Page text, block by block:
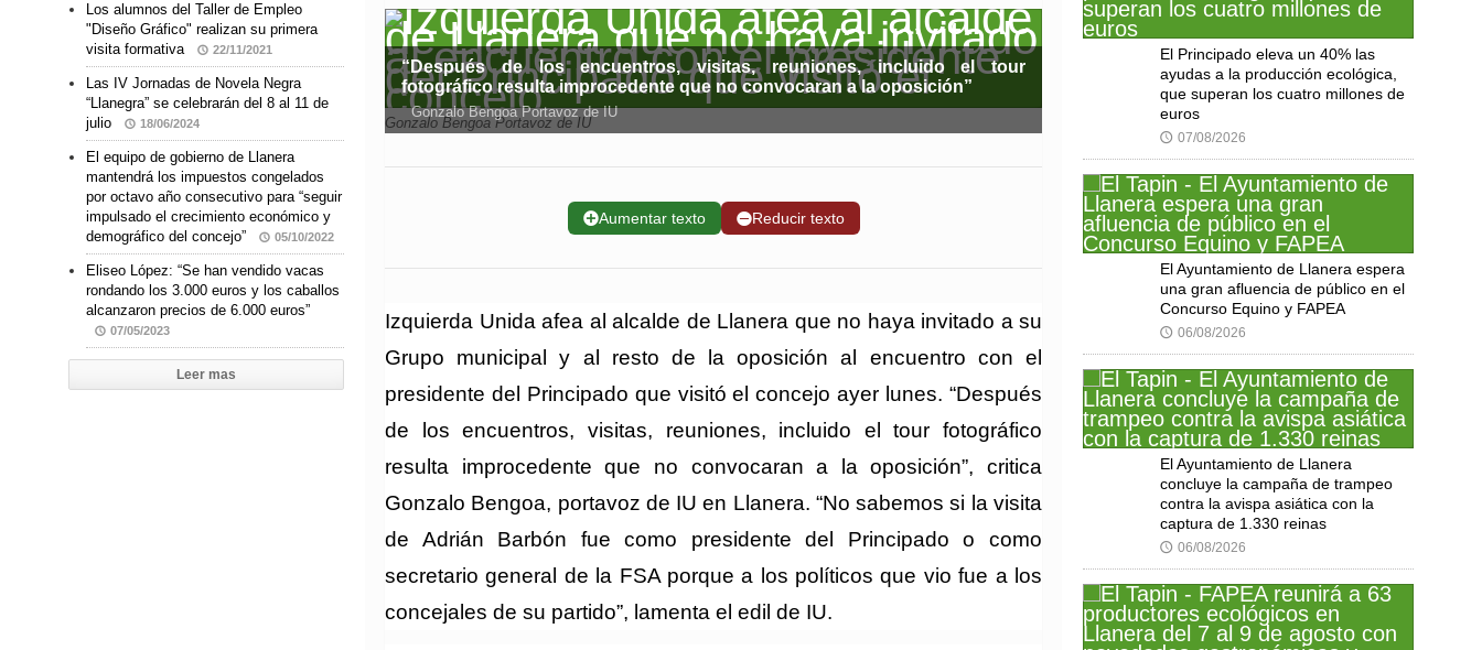
“Después de los encuentros, visitas, reuniones, incluido el tour
fotográfico resulta improcedente que no convocaran a la oposición”
Gonzalo Bengoa Portavoz de IU
Gonzalo Bengoa Portavoz de IU
➕Aumentar texto ➖Reducir texto
Izquierda Unida afea al alcalde de Llanera que no haya invitado a su
Grupo municipal y al resto de la oposición al encuentro con el
presidente del Principado que visitó el concejo ayer lunes. “Después
de los encuentros, visitas, reuniones, incluido el tour fotográfico
resulta improcedente que no convocaran a la oposición”, critica
Gonzalo Bengoa, portavoz de IU en Llanera. “No sabemos si la visita
de Adrián Barbón fue como presidente del Principado o como
secretario general de la FSA porque a los políticos que vio fue a los
concejales de su partido”, lamenta el edil de IU.
Los alumnos del Taller de Empleo
"Diseño Gráfico" realizan su primera
visita formativa
22/11/2021
Las IV Jornadas de Novela Negra
“Llanegra” se celebrarán del 8 al 11 de
julio
18/06/2024
El equipo de gobierno de Llanera
mantendrá los impuestos congelados
por octavo año consecutivo para “seguir
impulsado el crecimiento económico y
demográfico del concejo”
05/10/2022
Eliseo López: “Se han vendido vacas
rondando los 3.000 euros y los caballos
alcanzaron precios de 6.000 euros”
07/05/2023
Leer mas
El Principado eleva un 40% las
ayudas a la producción ecológica,
que superan los cuatro millones de
euros
🕔 07/08/2026
El Ayuntamiento de Llanera espera
una gran afluencia de público en el
Concurso Equino y FAPEA
🕔 06/08/2026
El Ayuntamiento de Llanera
concluye la campaña de trampeo
contra la avispa asiática con la
captura de 1.330 reinas
🕔 06/08/2026